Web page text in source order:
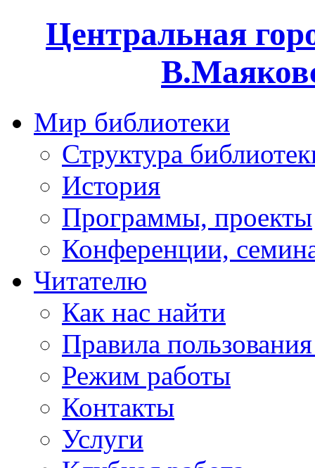
Центральная
Мир библиотеки
Структура
История
Программы, проекты
Конференции,
Читателю
Как нас найти
Правила
Режим работы
Контакты
Услуги